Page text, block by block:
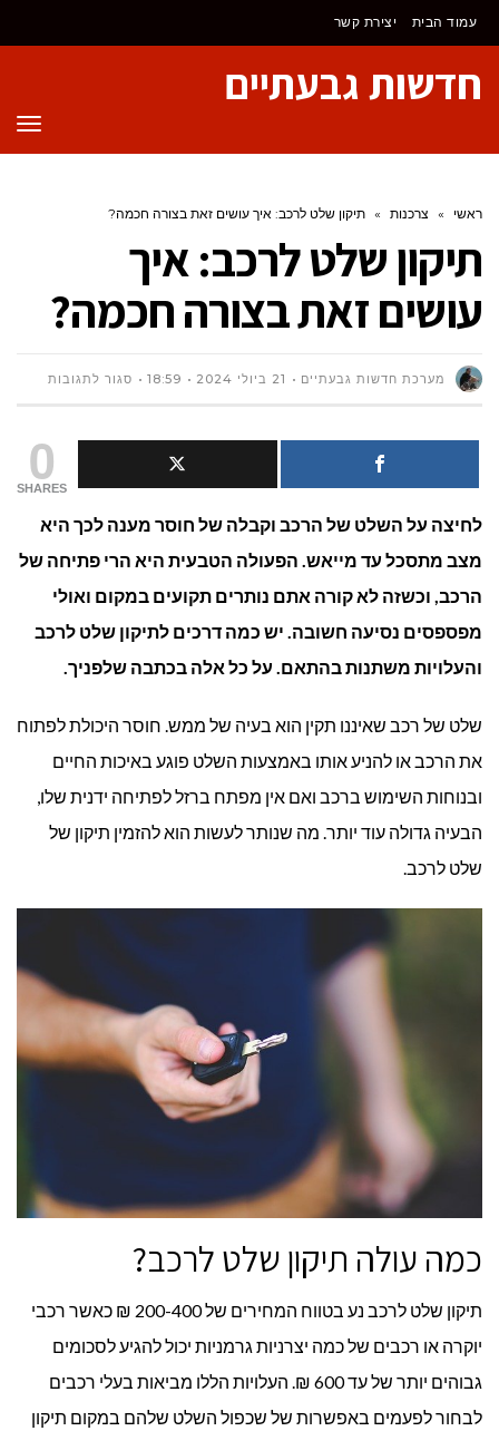
לתוכן
עמוד הבית יצירת קשר
חדשות גבעתיים
ראשי » צרכנות » תיקון שלט לרכב: איך עושים זאת בצורה חכמה?
תיקון שלט לרכב: איך
עושים זאת בצורה חכמה?
מערכת חדשות גבעתיים 21 ביולי 2024 18:59 סגור לתגובותעל
שלט
לרכב:
חכמה?
0
SHARES
לחיצה על השלט של הרכב וקבלה של חוסר מענה לכך היא
מצב מתסכל עד מייאש. הפעולה הטבעית היא הרי פתיחה של
הרכב, וכשזה לא קורה אתם נותרים תקועים במקום ואולי
מפספסים נסיעה חשובה. יש כמה דרכים לתיקון שלט לרכב
והעלויות משתנות בהתאם. על כל אלה בכתבה שלפניך.
שלט של רכב שאיננו תקין הוא בעיה של ממש. חוסר היכולת לפתוח
את הרכב או להניע אותו באמצעות השלט פוגע באיכות החיים
ובנוחות השימוש ברכב ואם אין מפתח ברזל לפתיחה ידנית שלו,
הבעיה גדולה עוד יותר. מה שנותר לעשות הוא להזמין תיקון של
שלט לרכב.
כמה עולה תיקון שלט לרכב?
תיקון שלט לרכב נע בטווח המחירים של 200-400 ₪ כאשר רכבי
יוקרה או רכבים של כמה יצרניות גרמניות יכול להגיע לסכומים
גבוהים יותר של עד 600 ₪. העלויות הללו מביאות בעלי רכבים
לבחור לפעמים באפשרות של שכפול השלט שלהם במקום תיקון